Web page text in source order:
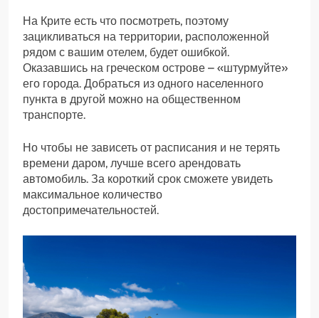
На Крите есть что посмотреть, поэтому
зацикливаться на территории, расположенной
рядом с вашим отелем, будет ошибкой.
Оказавшись на греческом острове – «штурмуйте»
его города. Добраться из одного населенного
пункта в другой можно на общественном
транспорте.
Но чтобы не зависеть от расписания и не терять
времени даром, лучше всего арендовать
автомобиль. За короткий срок сможете увидеть
максимальное количество
достопримечательностей.